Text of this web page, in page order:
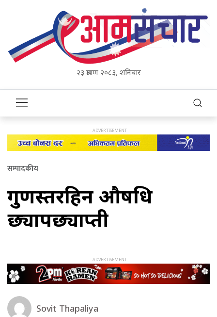
२३ श्रावण २०८३, शनिबार
सम्पादकीय
गुणस्तरहिन औषधि
छ्यापछ्याप्ती
Sovit Thapaliya